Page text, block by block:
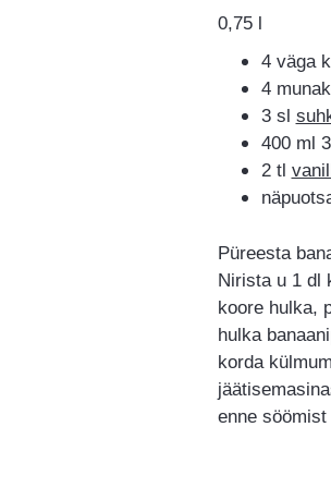
0,75 l
4 väga
4
3 sl
400 ml
2 tl
Püreesta
Nirista u 1 dl
koore hulka,
hulka
korda
enne